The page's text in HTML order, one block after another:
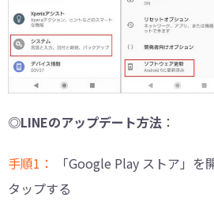
◎LINEのアップデート方法 ：
手順1：
「Google Play ストア」を
タップする